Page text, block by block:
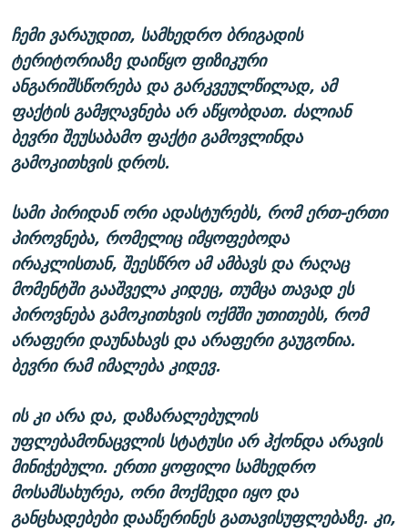
ჩემი ვარაუდით, სამხედრო ბრიგადის
ტერიტორიაზე დაიწყო ფიზიკური
ანგარიშსწორება და გარკვეულწილად, ამ
ფაქტის გამჟღავნება არ აწყობდათ. ძალიან
ბევრი შეუსაბამო ფაქტი გამოვლინდა
გამოკითხვის დროს.
სამი პირიდან ორი ადასტურებს, რომ ერთ-ერთი
პიროვნება, რომელიც იმყოფებოდა
ირაკლისთან, შეესწრო ამ ამბავს და რაღაც
მომენტში გააშველა კიდეც, თუმცა თავად ეს
პიროვნება გამოკითხვის ოქმში უთითებს, რომ
არაფერი დაუნახავს და არაფერი გაუგონია.
ბევრი რამ იმალება კიდევ.
ის კი არა და, დაზარალებულის
უფლებამონაცვლის სტატუსი არ ჰქონდა არავის
მინიჭებული. ერთი ყოფილი სამხედრო
მოსამსახურეა, ორი მოქმედი იყო და
განცხადებები დააწერინეს გათავისუფლებაზე. კი,